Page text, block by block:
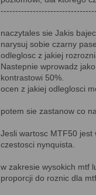
naczytales sie Jakis
narysuj sobie czarny
odleglosc z jakiej
Nastepnie wprowadz
kontrastowi 50%.
ocen z jakiej odleglosci
potem sie zastanow co
Jesli wartosc MTF50 jest
czestosci nynquista.
w zakresie wysokich mtf
proporcji do roznic dla